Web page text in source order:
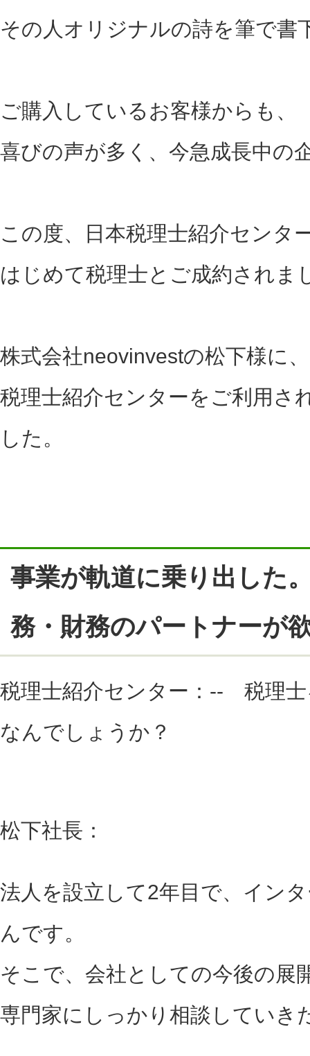
その人オリジナルの詩を筆で書
ご購入しているお客様からも、
喜びの声が多く、今急成長中の
この度、日本税理士紹介センタ
はじめて税理士とご成約されま
株式会社neovinvestの松下様に、
税理士紹介センターをご利用さ
した。
事業が軌道に乗り出した
務・財務のパートナーが
税理士紹介センター：-- 税理
なんでしょうか？
松下社長：
法人を設立して2年目で、イン
んです。
そこで、会社としての今後の展
専門家にしっかり相談していき